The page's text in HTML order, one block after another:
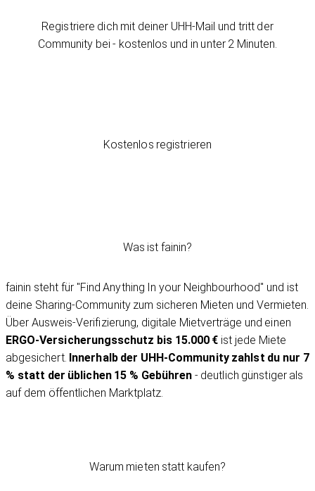
Registriere dich mit deiner UHH-Mail und tritt der
Community bei - kostenlos und in unter 2 Minuten.
Kostenlos registrieren
Was ist fainin?
fainin steht für "Find Anything In your Neighbourhood" und ist
deine Sharing-Community zum sicheren Mieten und Vermieten.
Über Ausweis-Verifizierung, digitale Mietverträge und einen
ERGO-Versicherungsschutz bis 15.000 € ist jede Miete
abgesichert. Innerhalb der UHH-Community zahlst du nur 7
% statt der üblichen 15 % Gebühren - deutlich günstiger als
auf dem öffentlichen Marktplatz.
Warum mieten statt kaufen?